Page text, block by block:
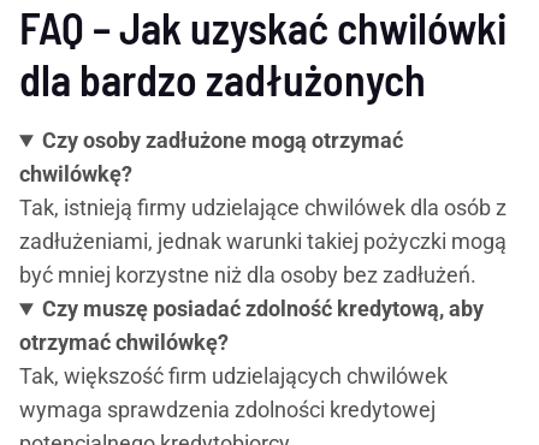
FAQ – Jak uzyskać chwilówki
dla bardzo zadłużonych
Czy osoby zadłużone mogą otrzymać
chwilówkę?
Tak, istnieją firmy udzielające chwilówek dla osób z
zadłużeniami, jednak warunki takiej pożyczki mogą
być mniej korzystne niż dla osoby bez zadłużeń.
Czy muszę posiadać zdolność kredytową, aby
otrzymać chwilówkę?
Tak, większość firm udzielających chwilówek
wymaga sprawdzenia zdolności kredytowej